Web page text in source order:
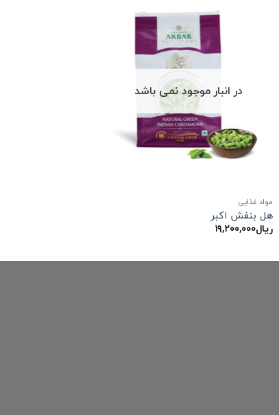
در انبار موجود نمی باشد
مواد غذایی
هل بنفش اکبر
ریال۱۹,۲۰۰,۰۰۰